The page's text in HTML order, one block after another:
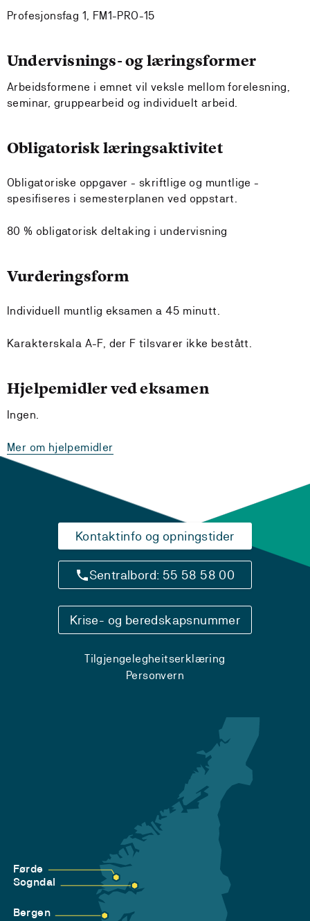
Profesjonsfag 1, FM1-PRO-15
Undervisnings- og læringsformer
Arbeidsformene i emnet vil veksle mellom forelesning,
seminar, gruppearbeid og individuelt arbeid.
Obligatorisk læringsaktivitet
Obligatoriske oppgaver - skriftlige og muntlige -
spesifiseres i semesterplanen ved oppstart.
80 % obligatorisk deltaking i undervisning
Vurderingsform
Individuell muntlig eksamen a 45 minutt.
Karakterskala A-F, der F tilsvarer ikke bestått.
Hjelpemidler ved eksamen
Ingen.
Mer om hjelpemidler
Kontaktinfo og opningstider
Sentralbord: 55 58 58 00
Krise- og beredskapsnummer
Tilgjengelegheitserklæring
Personvern
Førde
Sogndal
Bergen